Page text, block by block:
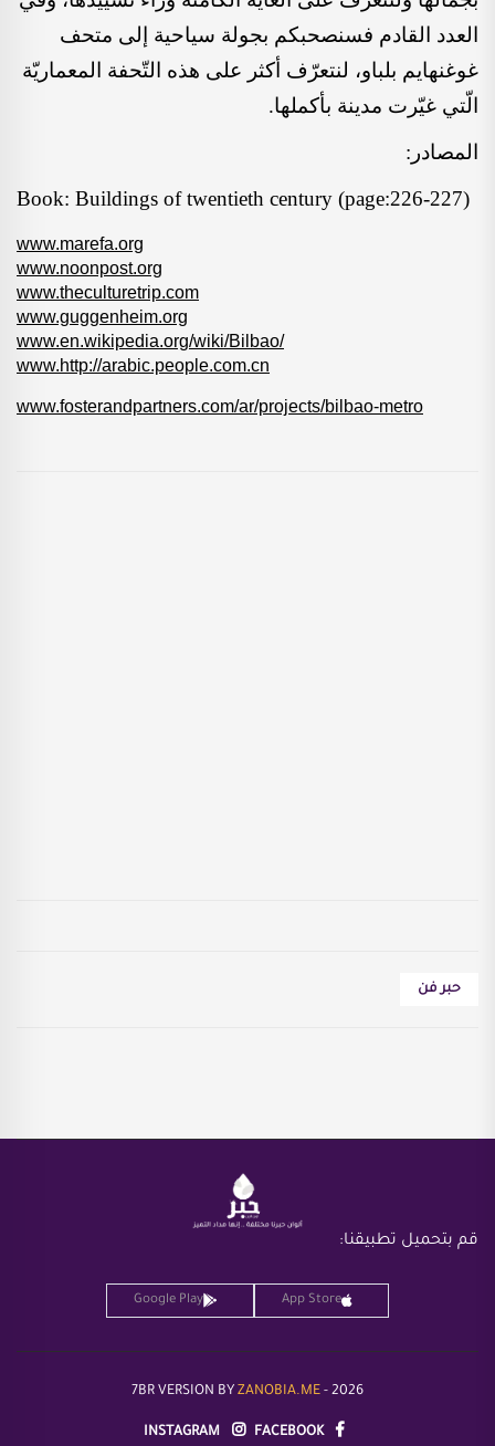
العدد القادم فسنصحبكم بجولة سياحية إلى متحف
غوغنهايم بلباو، لنتعرّف أكثر على هذه التّحفة المعماريّة
الّتي غيّرت مدينة بأكملها.
المصادر:
Buildings of twentieth century (page:226-227)
Book:
www.marefa.org
www.noonpost.org
www.theculturetrip.com
www.guggenheim.org
www.en.wikipedia.org/wiki/Bilbao/
www.http://arabic.people.com.cn
www.fosterandpartners.com/ar/projects/bilbao-metro
حبر فن
قم بتحميل تطبيقنا:
App Store
Google Play
7BR VERSION BY ZANOBIA.ME - 2026
FACEBOOK
INSTAGRAM